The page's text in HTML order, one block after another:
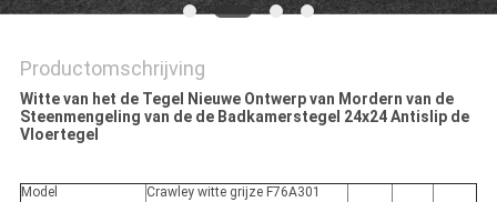
Productomschrijving
Witte van het de Tegel Nieuwe Ontwerp van Mordern van de
Steenmengeling van de de Badkamerstegel 24x24 Antislip de
Vloertegel
Model
Crawley witte grijze F76A301